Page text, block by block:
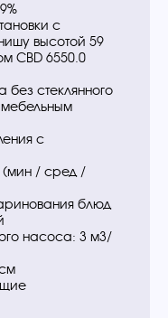
с
высотой 59
CBD 6550.0
стеклянного
с
(мин / сред /
блюд
насоса: 3 м3/